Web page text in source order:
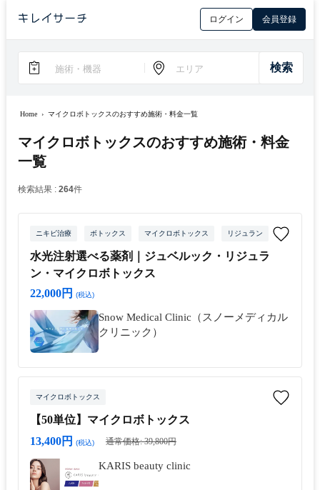
ログイン 会員登録
Home › マイクロボトックスのおすすめ施術・料金一覧
マイクロボトックスのおすすめ施術・料金
一覧
検索結果 : 264件
ニキビ治療 ボトックス マイクロボトックス リジュラン 水光注射
水光注射選べる薬剤｜ジュベルック・リジュラ
ン・マイクロボトックス
22,000円
(税込)
Snow Medical Clinic（スノーメディカル
クリニック）
マイクロボトックス
【50単位】マイクロボトックス
13,400円
(税込) 通常価格: 39,800円
KARIS beauty clinic